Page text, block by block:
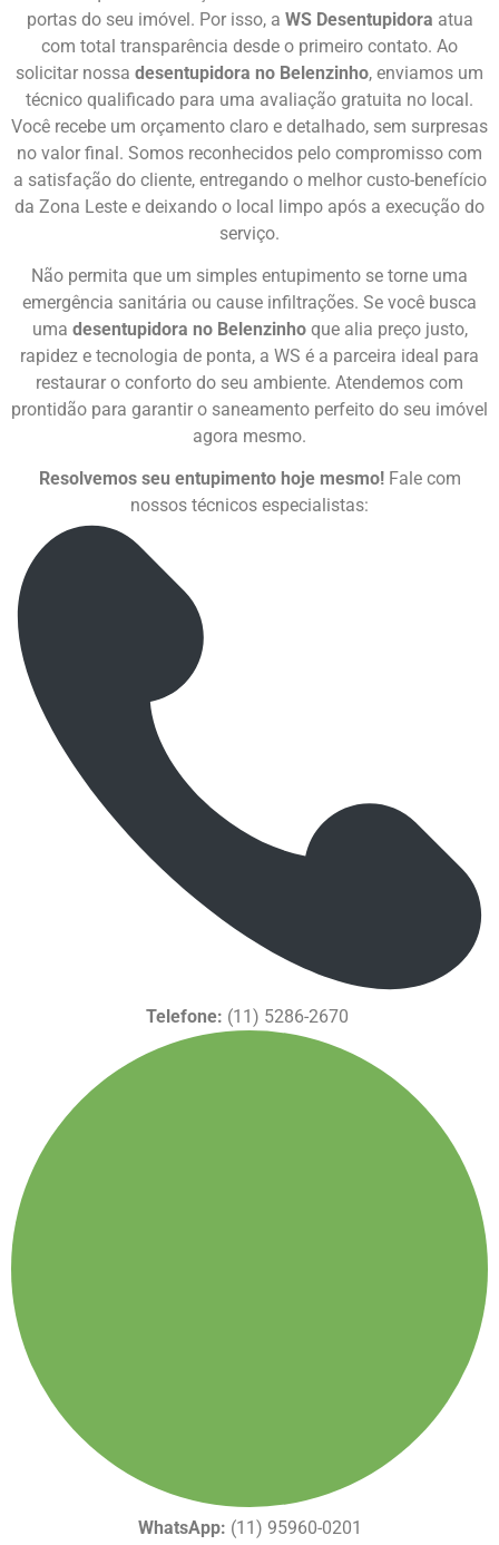
portas do seu imóvel. Por isso, a WS Desentupidora atua
com total transparência desde o primeiro contato. Ao
solicitar nossa desentupidora no Belenzinho, enviamos um
técnico qualificado para uma avaliação gratuita no local.
Você recebe um orçamento claro e detalhado, sem surpresas
no valor final. Somos reconhecidos pelo compromisso com
a satisfação do cliente, entregando o melhor custo-benefício
da Zona Leste e deixando o local limpo após a execução do
serviço.
Não permita que um simples entupimento se torne uma
emergência sanitária ou cause infiltrações. Se você busca
uma desentupidora no Belenzinhoque alia preço justo,
rapidez e tecnologia de ponta, a WS é a parceira ideal para
restaurar o conforto do seu ambiente. Atendemos com
prontidão para garantir o saneamento perfeito do seu imóvel
agora mesmo.
Resolvemos seu entupimento hoje mesmo!Fale com
nossos técnicos especialistas:
Telefone: (11) 5286-2670
WhatsApp: (11) 95960-0201